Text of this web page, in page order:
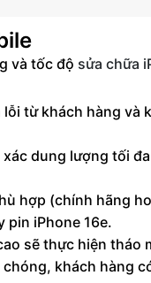
và tốc độ sửa chữa
từ khách hàng và
dung lượng tối
hợp (chính hãng
iPhone 16e.
sẽ thực hiện tháo
khách hàng